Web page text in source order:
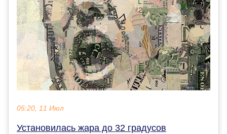
05:20, 11 Июл
Установилась жара до 32 градусов